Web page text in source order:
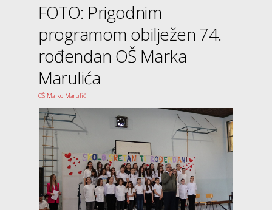
FOTO: Prigodnim
programom obilježen 74.
rođendan OŠ Marka
Marulića
OŠ Marko Marulić